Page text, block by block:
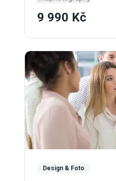
9 990 Kč
Design & Foto